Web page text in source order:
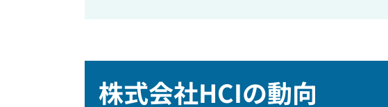
株式会社HCIの動向